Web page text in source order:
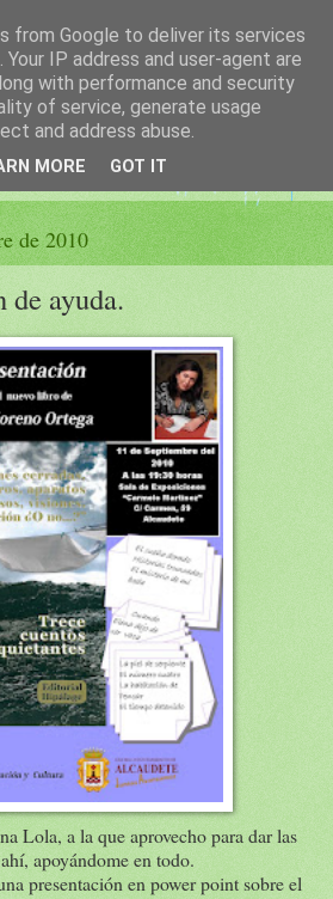
las palabras
FELISA MORENO
de 2010
ayuda.
Lola, a la que aprovecho para dar las
apoyándome en todo.
presentación en power point sobre el
from Google to deliver its services
IP address and user-agent are
with performance and security
of service, generate usage
and address abuse.
MORE GOT IT